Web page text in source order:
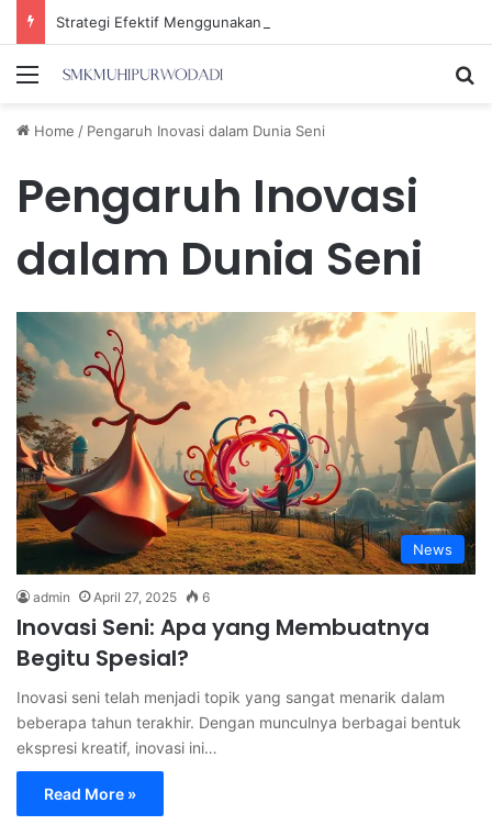
Menu
Home / Pengaruh Inovasi dalam Dunia Seni
Pengaruh Inovasi
dalam Dunia Seni
News
admin April 27, 2025 6
Inovasi Seni: Apa yang Membuatnya
Begitu Spesial?
Inovasi seni telah menjadi topik yang sangat menarik dalam
beberapa tahun terakhir. Dengan munculnya berbagai bentuk
ekspresi kreatif, inovasi ini…
Read More »